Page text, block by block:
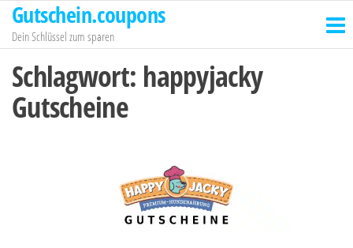
Zum
Inhalt
springen
Gutschein.coupons
Dein Schlüssel zum sparen
Schlagwort: happyjacky
Gutscheine